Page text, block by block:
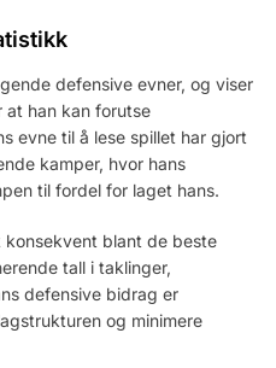
defensive evner, og viser
han kan forutse
evne til å lese spillet har gjort
kamper, hvor hans
til fordel for laget hans.
blant de beste
tall i taklinger,
defensive bidrag er
og minimere